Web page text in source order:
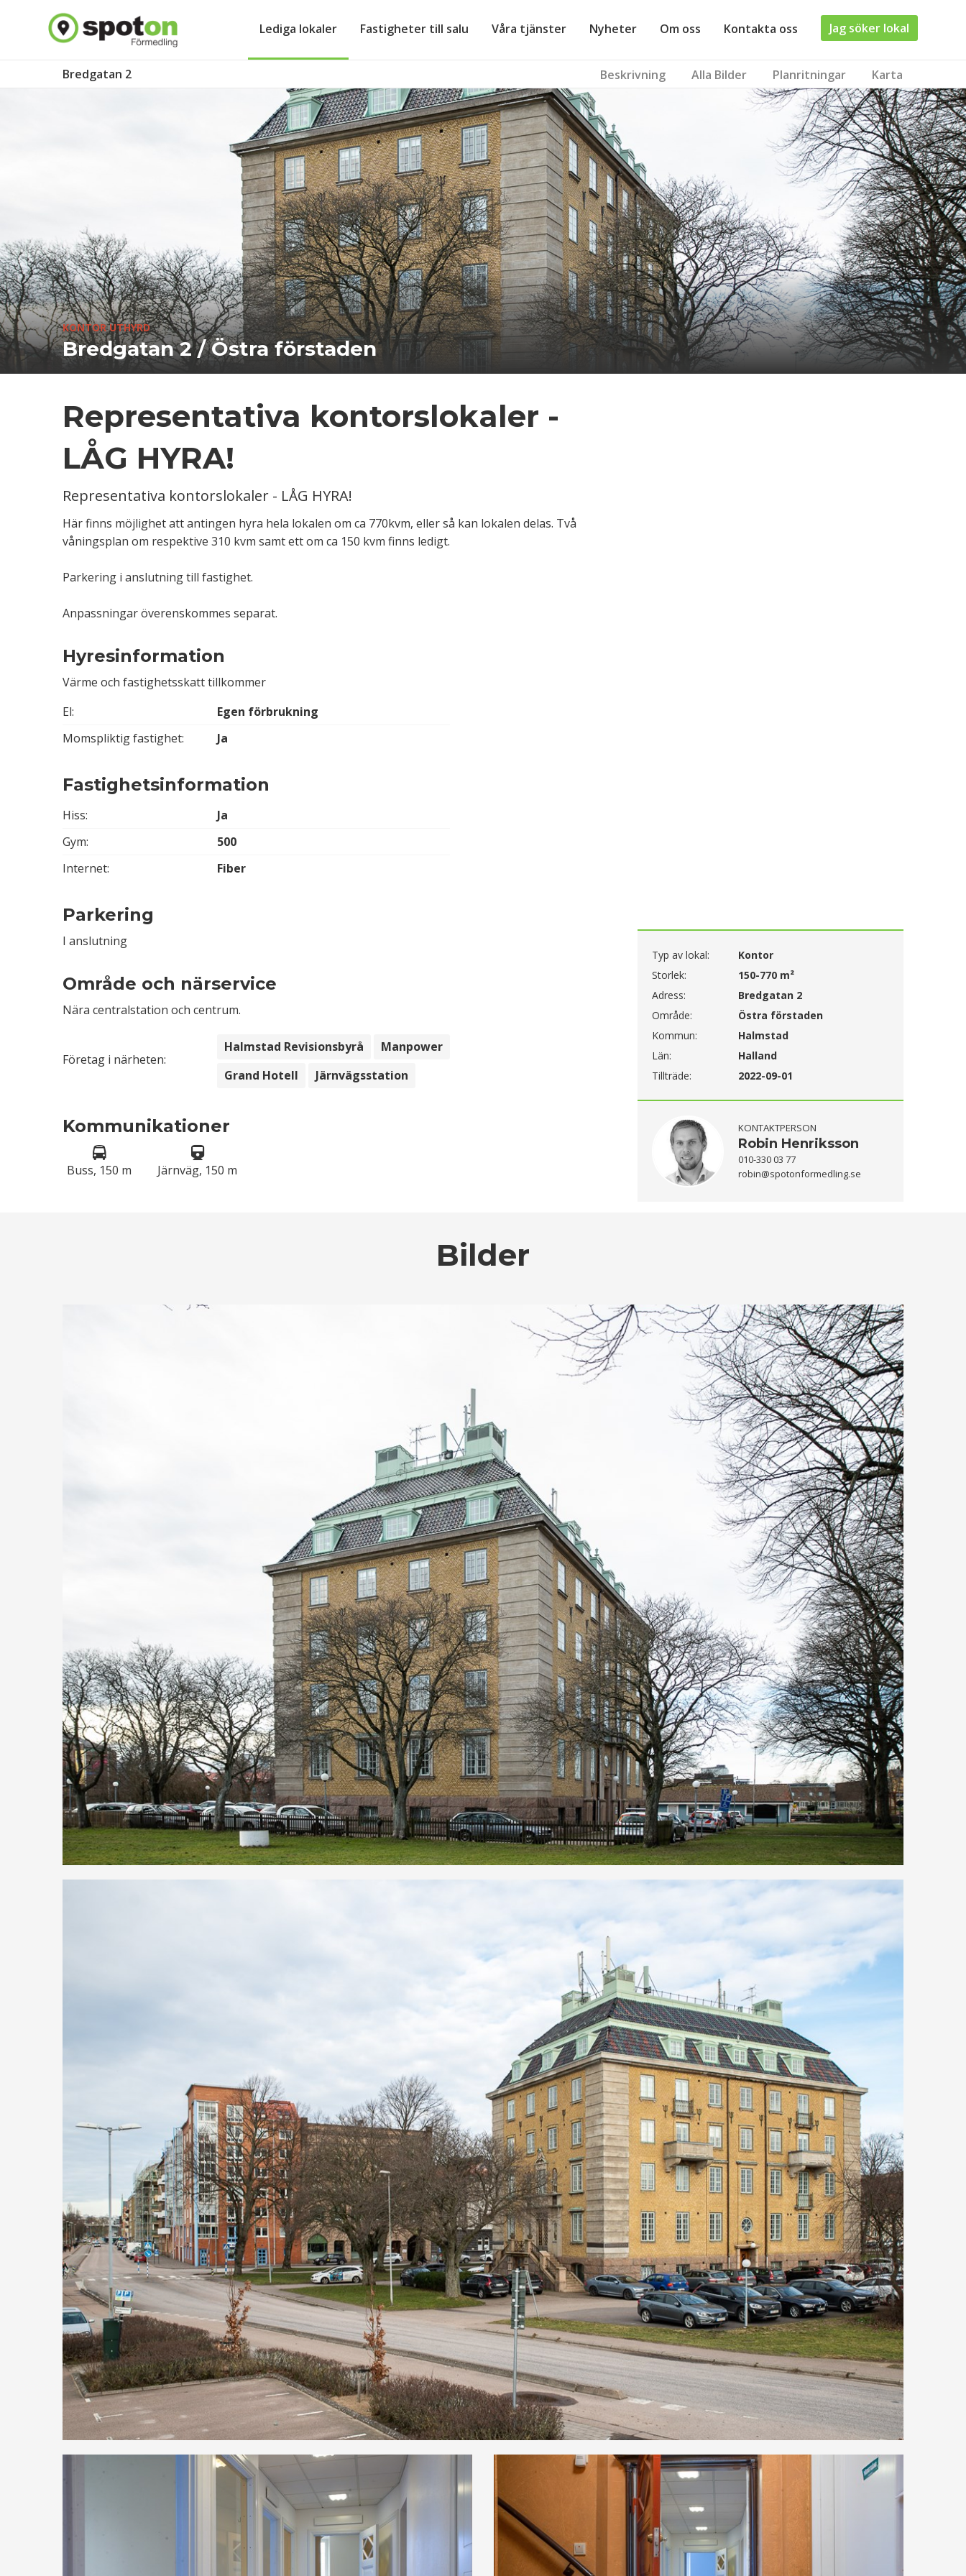
Lediga lokaler Fastigheter till salu Våra tjänster Nyheter Om oss Kontakta oss Jag söker lokal
Bredgatan 2 Beskrivning Alla Bilder Planritningar Karta
KONTOR UTHYRD
Bredgatan 2 / Östra förstaden
Representativa kontorslokaler -
LÅG HYRA!
Representativa kontorslokaler - LÅG HYRA!
Här finns möjlighet att antingen hyra hela lokalen om ca 770kvm, eller så kan lokalen delas. Två
våningsplan om respektive 310 kvm samt ett om ca 150 kvm finns ledigt.
Parkering i anslutning till fastighet.
Anpassningar överenskommes separat.
Hyresinformation
Värme och fastighetsskatt tillkommer
El:
Egen förbrukning
Momspliktig fastighet:
Ja
Fastighetsinformation
Hiss:
Ja
Gym:
500
Internet:
Fiber
Parkering
I anslutning
Område och närservice
Nära centralstation och centrum.
Företag i närheten:
Halmstad Revisionsbyrå
Manpower
Grand Hotell
Järnvägsstation
Kommunikationer
Buss, 150 m Järnväg, 150 m
Typ av lokal:
Kontor
Storlek:
150-770 m²
Adress:
Bredgatan 2
Område:
Östra förstaden
Kommun:
Halmstad
Län:
Halland
Tillträde:
2022-09-01
KONTAKTPERSON
Robin Henriksson
010-330 03 77
robin@spotonformedling.se
Bilder